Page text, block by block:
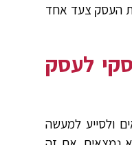
העסק צעד אחד
לעסק
ולסייע למעשה